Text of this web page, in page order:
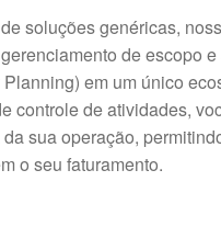
soluções genéricas,
de escopo
em um único
controle de atividades,
sua operação,
o seu faturamento.